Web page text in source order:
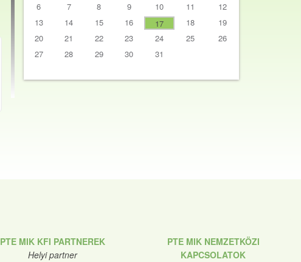
6
7 8 9 10 11
12
13
14 15 16 17 18
19
20
21 22 23 24 25
26
27
28 29 30 31
PTE MIK KFI PARTNEREK
Helyi partner
PTE MIK NEMZETKÖZI
KAPCSOLATOK